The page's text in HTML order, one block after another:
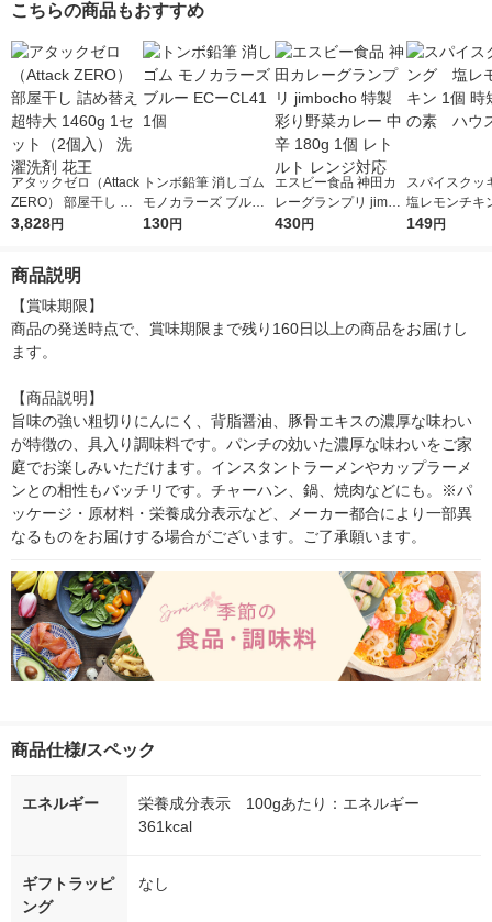
こちらの商品もおすすめ
アタックゼロ（Attack
ZERO） 部屋干し 詰
め替え 超特大 1460g
3,828円
トンボ鉛筆 消しゴム
モノカラーズ ブルー
ECーCL41 1個
130円
エスビー食品 神田カ
レーグランプリ jimbo
cho 特製彩り野菜カレ
430円
スパイスク
塩レモンチキ
時短 料理の
149円
商品説明
【賞味期限】
商品の発送時点で、賞味期限まで残り160日以上の商品をお届けし
ます。
【商品説明】
旨味の強い粗切りにんにく、背脂醤油、豚骨エキスの濃厚な味わい
が特徴の、具入り調味料です。パンチの効いた濃厚な味わいをご家
庭でお楽しみいただけます。インスタントラーメンやカップラーメ
ンとの相性もバッチリです。チャーハン、鍋、焼肉などにも。※パ
ッケージ・原材料・栄養成分表示など、メーカー都合により一部異
なるものをお届けする場合がございます。ご了承願います。
商品仕様/スペック
エネルギー
栄養成分表示 100gあたり：エネルギー
361kcal
ギフトラッピ
ング
なし